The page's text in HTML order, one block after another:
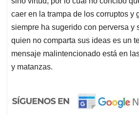
caer en la trampa de los corruptos y
siempre ha sugerido con perversa y
quien no comparta sus ideas es un
mensaje malintencionado está en
y matanzas.